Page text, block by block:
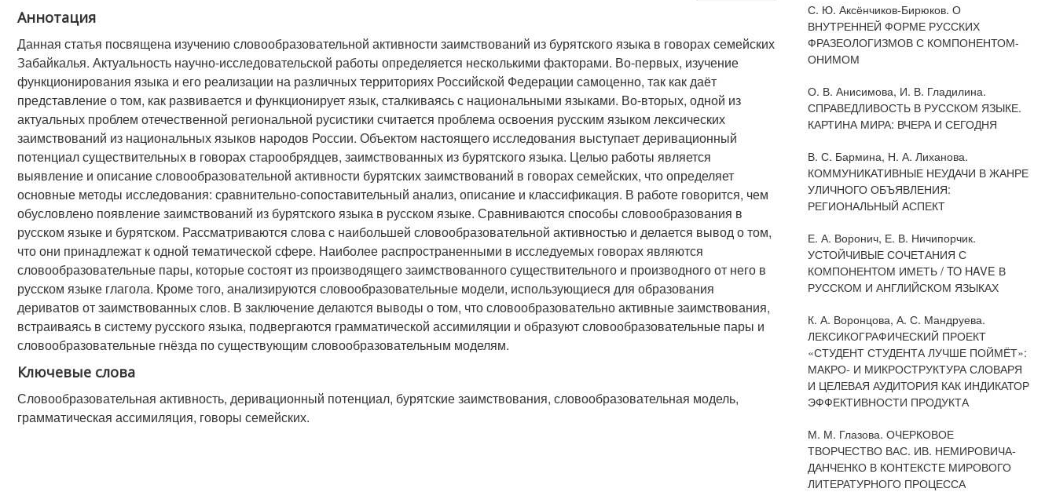
Аннотация
Данная статья посвящена изучению словообразовательной активности заимствований из бурятского языка в говорах семейских
Забайкалья. Актуальность научно-исследовательской работы определяется несколькими факторами. Во-первых, изучение
функционирования языка и его реализации на различных территориях Российской Федерации самоценно, так как даёт
представление о том, как развивается и функционирует язык, сталкиваясь с национальными языками. Во-вторых, одной из
актуальных проблем отечественной региональной русистики считается проблема освоения русским языком лексических
заимствований из национальных языков народов России. Объектом настоящего исследования выступает деривационный
потенциал существительных в говорах старообрядцев, заимствованных из бурятского языка. Целью работы является
выявление и описание словообразовательной активности бурятских заимствований в говорах семейских, что определяет
основные методы исследования: сравнительно-сопоставительный анализ, описание и классификация. В работе говорится, чем
обусловлено появление заимствований из бурятского языка в русском языке. Сравниваются способы словообразования в
русском языке и бурятском. Рассматриваются слова с наибольшей словообразовательной активностью и делается вывод о том,
что они принадлежат к одной тематической сфере. Наиболее распространенными в исследуемых говорах являются
словообразовательные пары, которые состоят из производящего заимствованного существительного и производного от него в
русском языке глагола. Кроме того, анализируются словообразовательные модели, использующиеся для образования
дериватов от заимствованных слов. В заключение делаются выводы о том, что словообразовательно активные заимствования,
встраиваясь в систему русского языка, подвергаются грамматической ассимиляции и образуют словообразовательные пары и
словообразовательные гнёзда по существующим словообразовательным моделям.
Ключевые слова
Словообразовательная активность, деривационный потенциал, бурятские заимствования, словообразовательная модель,
грамматическая ассимиляция, говоры семейских.
С. Ю. Аксёнчиков-Бирюков. О
ВНУТРЕННЕЙ ФОРМЕ РУССКИХ
ФРАЗЕОЛОГИЗМОВ С КОМПОНЕНТОМ-
ОНИМОМ
О. В. Анисимова, И. В. Гладилина.
СПРАВЕДЛИВОСТЬ В РУССКОМ ЯЗЫКЕ.
КАРТИНА МИРА: ВЧЕРА И СЕГОДНЯ
В. С. Бармина, Н. А. Лиханова.
КОММУНИКАТИВНЫЕ НЕУДАЧИ В ЖАНРЕ
УЛИЧНОГО ОБЪЯВЛЕНИЯ:
РЕГИОНАЛЬНЫЙ АСПЕКТ
Е. А. Воронич, Е. В. Ничипорчик.
УСТОЙЧИВЫЕ СОЧЕТАНИЯ С
КОМПОНЕНТОМ ИМЕТЬ / TO HAVE В
РУССКОМ И АНГЛИЙСКОМ ЯЗЫКАХ
К. А. Воронцова, А. С. Мандруева.
ЛЕКСИКОГРАФИЧЕСКИЙ ПРОЕКТ
«СТУДЕНТ СТУДЕНТА ЛУЧШЕ ПОЙМЁТ»:
МАКРО- И МИКРОСТРУКТУРА СЛОВАРЯ
И ЦЕЛЕВАЯ АУДИТОРИЯ КАК ИНДИКАТОР
ЭФФЕКТИВНОСТИ ПРОДУКТА
М. М. Глазова. ОЧЕРКОВОЕ
ТВОРЧЕСТВО ВАС. ИВ. НЕМИРОВИЧА-
ДАНЧЕНКО В КОНТЕКСТЕ МИРОВОГО
ЛИТЕРАТУРНОГО ПРОЦЕССА